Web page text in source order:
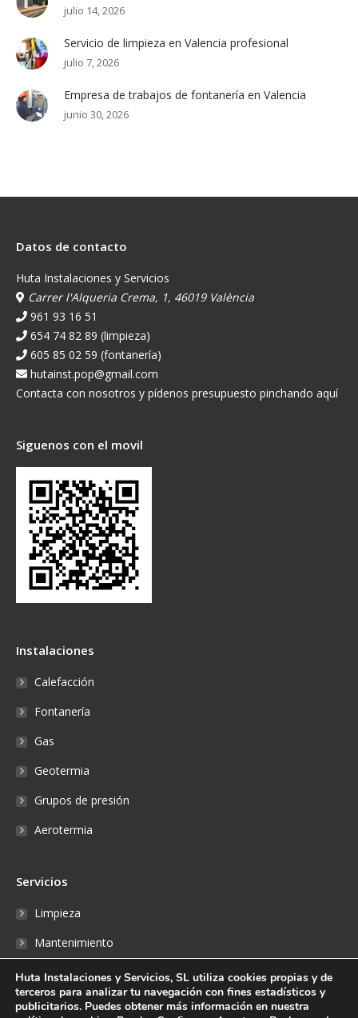
julio 14, 2026
Servicio de limpieza en Valencia profesional
julio 7, 2026
Empresa de trabajos de fontanería en Valencia
junio 30, 2026
Datos de contacto
Huta Instalaciones y Servicios
Carrer l'Alqueria Crema, 1, 46019 València
961 93 16 51
654 74 82 89 (limpieza)
605 85 02 59 (fontanería)
hutainst.pop@gmail.com
Contacta con nosotros y pídenos presupuesto pinchando aquí
Siguenos con el movil
Instalaciones
Calefacción
Fontanería
Gas
Geotermia
Grupos de presión
Aerotermia
Servicios
Limpieza
Mantenimiento
Reparaciones
Fontanería
Huta Instalaciones y Servicios, SL utiliza cookies propias y de
terceros para analizar tu navegación con fines estadísticos y
publicitarios. Puedes obtener más información en nuestra